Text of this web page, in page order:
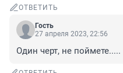
ОТВЕТИТЬ
Гость
27 апреля 2023, 22:56
Один черт, не поймете.....